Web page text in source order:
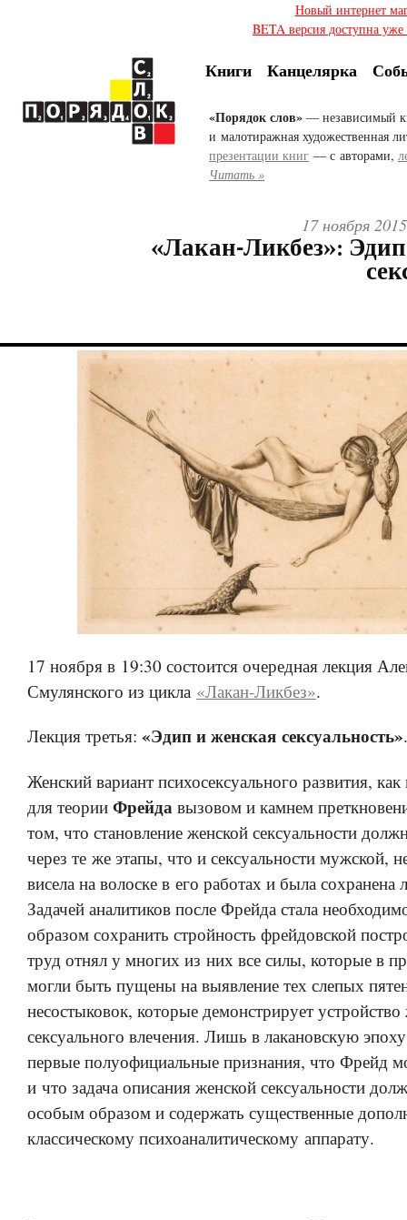
Новый интернет
BETA версия доступна
Книги Канцелярка
«Порядок слов» — независимый
и малотиражная художественная
презентации книг — с авторами,
Читать »
17 ноября
«Лакан-Ликбез»:
17 ноября в 19:30 состоится очередная лекция
Смулянского из цикла «Лакан-Ликбез».
Лекция третья: «Эдип и женская сексуальность».
Женский вариант психосексуального развития, как
для теории Фрейда вызовом и камнем
том, что становление женской сексуальности
через те же этапы, что и сексуальности мужской,
висела на волоске в его работах и была
Задачей аналитиков после Фрейда стала
образом сохранить стройность фрейдовской
труд отнял у многих из них все силы, которые в
могли быть пущены на выявление тех слепых
несостыковок, которые демонстрирует устройство
сексуального влечения. Лишь в лакановскую
первые полуофициальные признания, что Фрейд
и что задача описания женской сексуальности
особым образом и содержать существенные
классическому психоаналитическому аппарату.